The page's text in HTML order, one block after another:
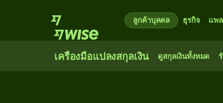
ลูกค้าบุคคล ธุรกิจ แพ
เครื่องมือแปลงสกุลเงิน ดูสกุลเงินทั้งหมด